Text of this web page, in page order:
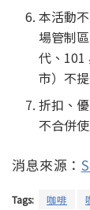
本活動
場管制
代、101
市）不
折扣、
不合併
消息來源：
Tags: 咖啡